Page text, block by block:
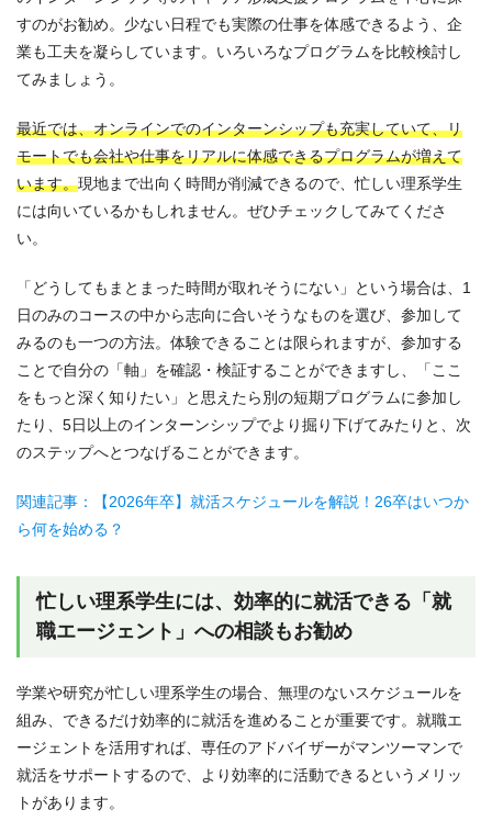
すのがお勧め。少ない日程でも実際の仕事を体感できるよう、企
業も工夫を凝らしています。いろいろなプログラムを比較検討し
てみましょう。
最近では、オンラインでのインターンシップも充実していて、リ
モートでも会社や仕事をリアルに体感できるプログラムが増えて
います。現地まで出向く時間が削減できるので、忙しい理系学生
には向いているかもしれません。ぜひチェックしてみてくださ
い。
「どうしてもまとまった時間が取れそうにない」という場合は、1
日のみのコースの中から志向に合いそうなものを選び、参加して
みるのも一つの方法。体験できることは限られますが、参加する
ことで自分の「軸」を確認・検証することができますし、「ここ
をもっと深く知りたい」と思えたら別の短期プログラムに参加し
たり、5日以上のインターンシップでより掘り下げてみたりと、次
のステップへとつなげることができます。
関連記事：【2026年卒】就活スケジュールを解説！26卒はいつか
ら何を始める？
忙しい理系学生には、効率的に就活できる「就
職エージェント」への相談もお勧め
学業や研究が忙しい理系学生の場合、無理のないスケジュールを
組み、できるだけ効率的に就活を進めることが重要です。就職エ
ージェントを活用すれば、専任のアドバイザーがマンツーマンで
就活をサポートするので、より効率的に活動できるというメリッ
トがあります。